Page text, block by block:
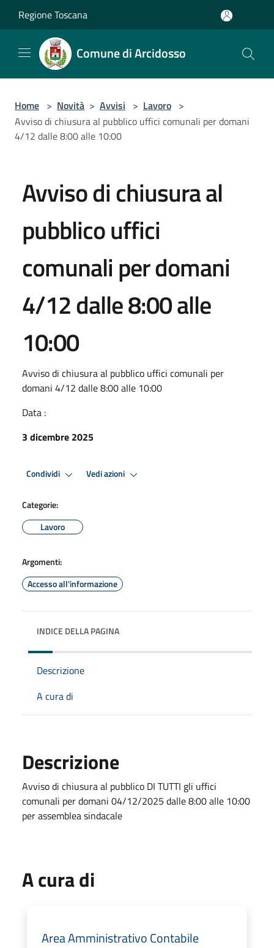
Regione Toscana
Comune di Arcidosso
Home > Novità > Avvisi > Lavoro >
Avviso di chiusura al pubblico uffici comunali per domani
4/12 dalle 8:00 alle 10:00
Avviso di chiusura al
pubblico uffici
comunali per domani
4/12 dalle 8:00 alle
10:00
Avviso di chiusura al pubblico uffici comunali per
domani 4/12 dalle 8:00 alle 10:00
Data :
3 dicembre 2025
Condividi Vedi azioni
Categorie:
Lavoro
Argomenti:
Accesso all'informazione
INDICE DELLA PAGINA
Descrizione
A cura di
Descrizione
Avviso di chiusura al pubblico DI TUTTI gli uffici
comunali per domani 04/12/2025 dalle 8:00 alle 10:00
per assemblea sindacale
A cura di
Area Amministrativo Contabile